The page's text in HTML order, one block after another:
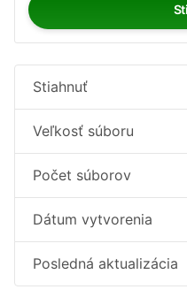
Stiahnuť
Veľkosť súboru
Počet súborov
Dátum vytvorenia
Posledná aktualizácia